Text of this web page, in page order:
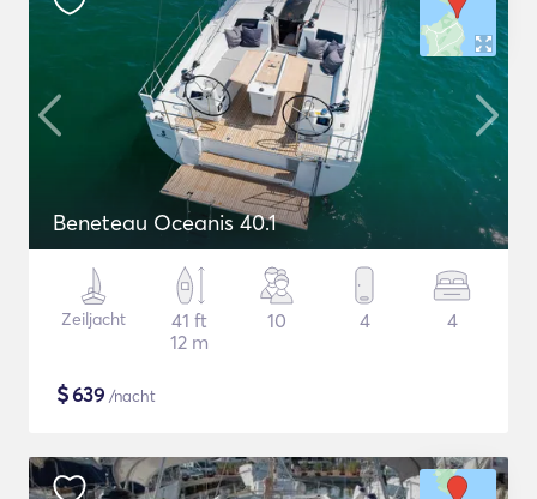
Beneteau Oceanis 40.1
Zeiljacht
41 ft
12 m
10 4 4
$639 /nacht